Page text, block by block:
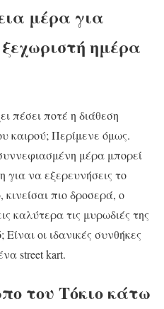
μέρα για
ημέρα
πέσει ποτέ η διάθεση
καιρού; Περίμενε όμως.
μέρα μπορεί
για να εξερευνήσεις το
πιο δροσερά, ο
καλύτερα τις μυρωδιές της
οι ιδανικές συνθήκες
street kart.
του Τόκιο κάτω